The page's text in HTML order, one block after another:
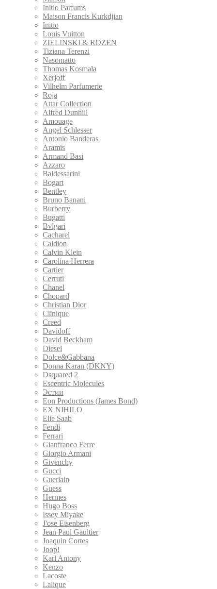
Initio Parfums
Maison Francis Kurkdjian
Initio
Louis Vuitton
ZIELINSKI & ROZEN
Tiziana Terenzi
Nasomatto
Thomas Kosmala
Xerjoff
Vilhelm Parfumerie
Roja
Attar Collection
Alfred Dunhill
Amouage
Angel Schlesser
Antonio Banderas
Aramis
Armand Basi
Azzaro
Baldessarini
Bogart
Bentley
Bruno Banani
Burberry
Bugatti
Bvlgari
Cacharel
Caldion
Calvin Klein
Carolina Herrera
Cartier
Cerruti
Chanel
Chopard
Christian Dior
Clinique
Creed
Davidoff
David Beckham
Diesel
Dolce&Gabbana
Donna Karan (DKNY)
Dsquared 2
Escentric Molecules
Эстии
Eon Productions (James Bond)
EX NIHILO
Elie Saab
Fendi
Ferrari
Gianfranco Ferre
Giorgio Armani
Givenchy
Gucci
Guerlain
Guess
Hermes
Hugo Boss
Issey Miyake
J'ose Eisenberg
Jean Paul Gaultier
Joaquin Cortes
Joop!
Karl Antony
Kenzo
Lacoste
Lalique